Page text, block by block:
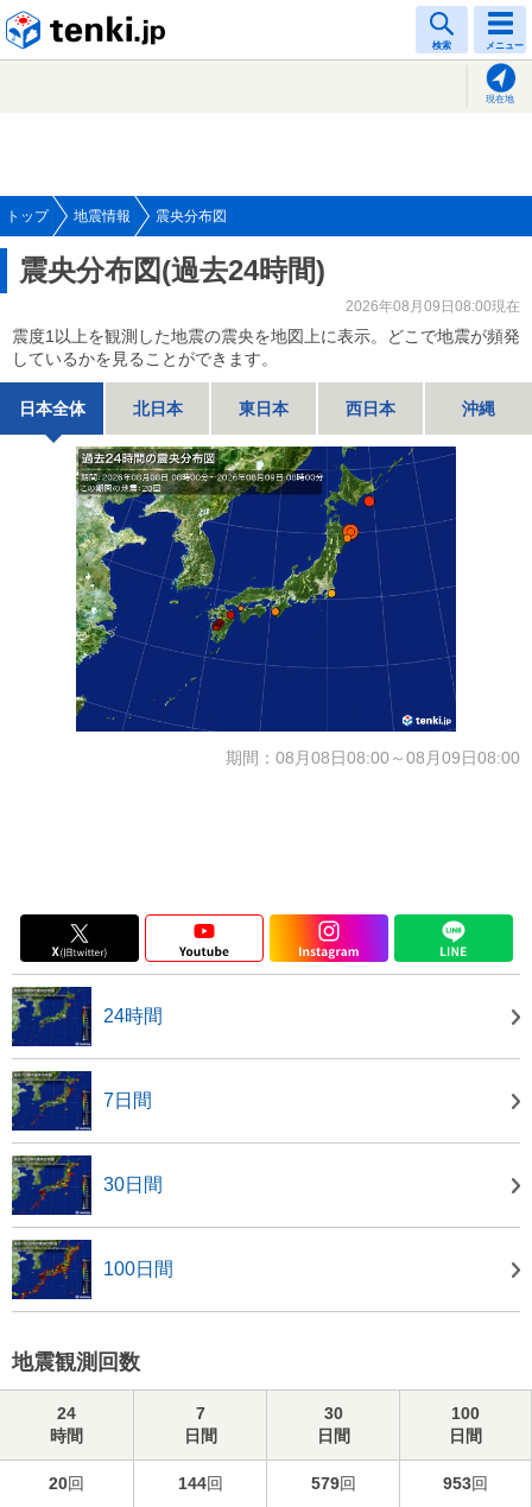
検索 メニュー
現在地
トップ 地震情報 震央分布図
震央分布図(過去24時間)
2026年08月09日08:00現在
震度1以上を観測した地震の震央を地図上に表示。どこで地震が頻発
しているかを見ることができます。
日本全体 北日本 東日本 西日本 沖縄
期間：08月08日08:00～08月09日08:00
24時間
7日間
30日間
100日間
地震観測回数
24
時間
7
日間
30
日間
100
日間
20回 144回 579回 953回